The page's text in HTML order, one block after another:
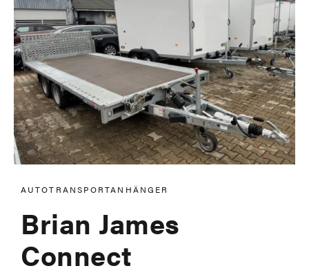
AUTOTRANSPORTANHÄNGER
Brian James
Connect